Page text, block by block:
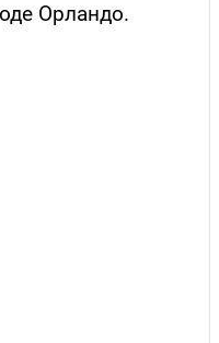
Орландо.